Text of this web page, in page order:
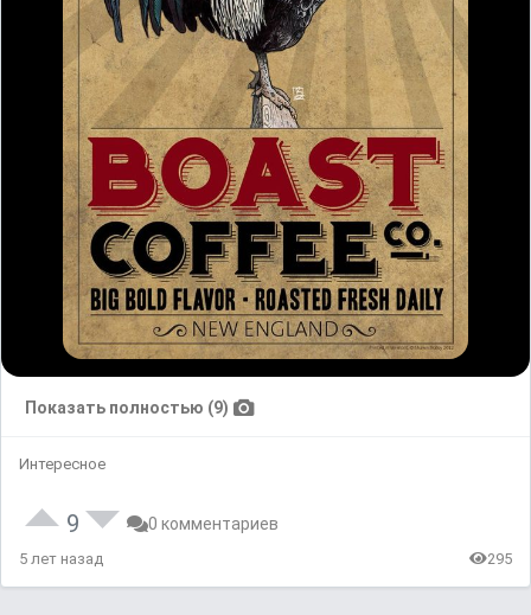
Показать полностью (9)
Интересное
9 0 комментариев
5 лет назад 295